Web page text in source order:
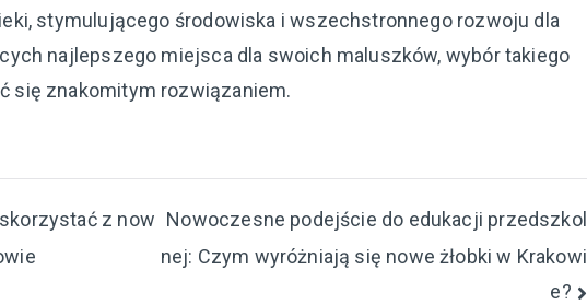
stymulującego środowiska i wszechstronnego rozwoju dla
najlepszego miejsca dla swoich maluszków, wybór takiego
się znakomitym rozwiązaniem.
z now Nowoczesne podejście do edukacji przedszkol
nej: Czym wyróżniają się nowe żłobki w Krakowi
e?